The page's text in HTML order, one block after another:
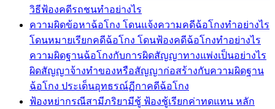
วิธีฟ้องคดีรถชนทำอย่างไร
ความผิดข้อหาฉ้อโกง โดนแจ้งความคดีฉ้อโกงทำอย่างไร
โดนหมายเรียกคดีฉ้อโกง โดนฟ้องคดีฉ้อโกงทำอย่างไร
ความผิดฐานฉ้อโกงกับการผิดสัญญาทางแพ่งเป็นอย่างไร
ผิดสัญญาจ้างทำของหรือสัญญาก่อสร้างกับความผิดฐาน
ฉ้อโกง ประเด็นอุทธรณ์ฏีกาคดีฉ้อโกง
ฟ้องหย่ากรณีสามีภริยามีชู้ ฟ้องชู้เรียกค่าทดแทน หลัก